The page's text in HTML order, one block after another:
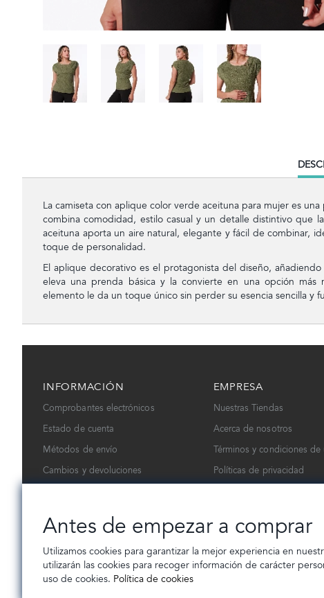
TAB:
La camiseta con aplique color verde aceituna para mujer es
combina comodidad, estilo casual y un detalle distintivo que
aceituna aporta un aire natural, elegante y fácil de combinar,
toque de personalidad.
El aplique decorativo es el protagonista del diseño,
eleva una prenda básica y la convierte en una opción más
elemento le da un toque único sin perder su esencia sencilla y
INFORMACIÓN
Comprobantes electrónicos
Estado de cuenta
Métodos de envío
Cambios y devoluciones
EMPRESA
Nuestras Tiendas
Acerca de nosotros
Términos y condiciones de
Políticas de privacidad
Antes de empezar a comprar
Utilizamos cookies para garantizar la mejor experiencia en
utilizarán las cookies para recoger información de carácter
uso de cookies. Política de cookies